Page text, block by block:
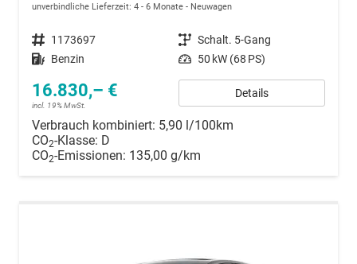
unverbindliche Lieferzeit: 4 - 6 Monate Neuwagen
Fahrzeugnummer 1173697 Getriebe Schalt. 5-Gang
Kraftstoff Benzin Leistung 50 kW (68 PS)
16.830,– €
incl. 19% MwSt.
Details
Verbrauch kombiniert: 5,90 l/100km
CO2-Klasse: D
CO2-Emissionen: 135,00 g/km